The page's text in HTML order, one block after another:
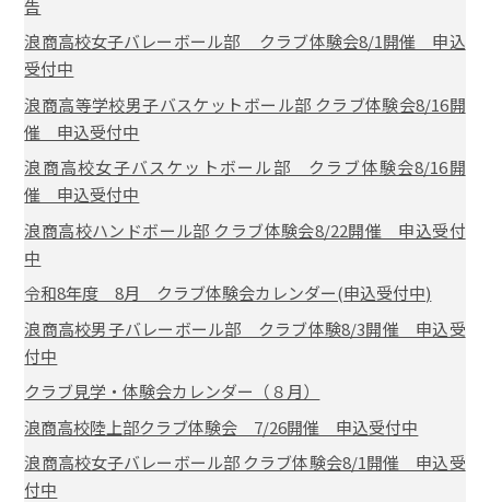
告
浪商高校女子バレーボール部 クラブ体験会8/1開催 申込
受付中
浪商高等学校男子バスケットボール部 クラブ体験会8/16開
催 申込受付中
浪商高校女子バスケットボール部 クラブ体験会8/16開
催 申込受付中
浪商高校ハンドボール部 クラブ体験会8/22開催 申込受付
中
令和8年度 8月 クラブ体験会カレンダー(申込受付中)
浪商高校男子バレーボール部 クラブ体験8/3開催 申込受
付中
クラブ見学・体験会カレンダー（８月）
浪商高校陸上部クラブ体験会 7/26開催 申込受付中
浪商高校女子バレーボール部 クラブ体験会8/1開催 申込受
付中